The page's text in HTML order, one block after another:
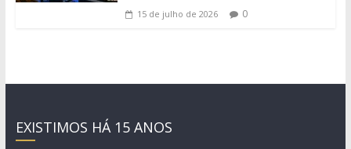
15 de julho de 2026 0
EXISTIMOS HÁ 15 ANOS